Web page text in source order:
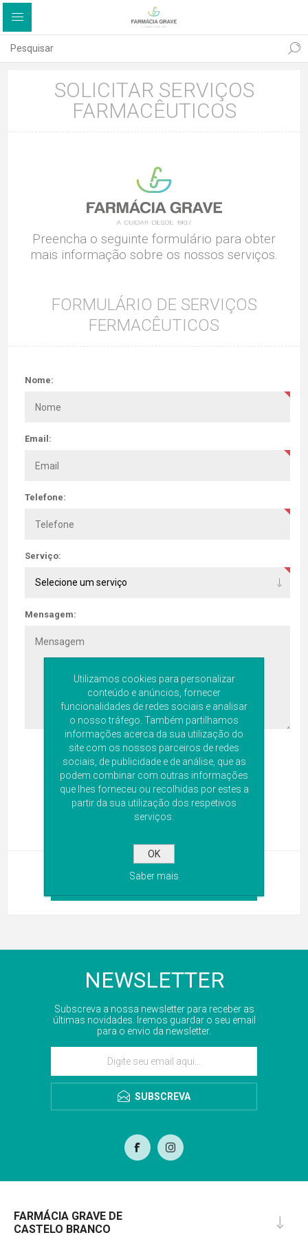
SOLICITAR SERVIÇOS
FARMACÊUTICOS
Preencha o seguinte formulário para obter
mais informação sobre os nossos serviços.
FORMULÁRIO DE SERVIÇOS
FERMACÊUTICOS
Nome:
Email:
Telefone:
Serviço:
Mensagem:
NEWSLETTER
Subscreva a nossa newsletter para receber as
últimas novidades. Iremos guardar o seu email
para o envio da newsletter.
SUBSCREVA
FARMÁCIA GRAVE DE
CASTELO BRANCO
Utilizamos cookies para personalizar
conteúdo e anúncios, fornecer
funcionalidades de redes sociais e analisar
o nosso tráfego. Também partilhamos
informações acerca da sua utilização do
site com os nossos parceiros de redes
sociais, de publicidade e de análise, que as
podem combinar com outras informações
que lhes forneceu ou recolhidas por estes a
partir da sua utilização dos respetivos
serviços.
OK
Saber mais